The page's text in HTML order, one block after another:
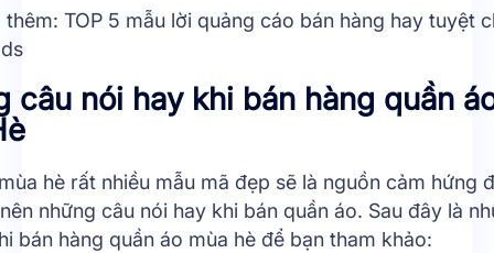
thêm: TOP 5 mẫu lời quảng cáo bán hàng hay tuyệt
câu nói hay khi bán hàng quần
hè rất nhiều mẫu mã đẹp sẽ là nguồn cảm hứng
những câu nói hay khi bán quần áo. Sau đây là
bán hàng quần áo mùa hè để bạn tham khảo: